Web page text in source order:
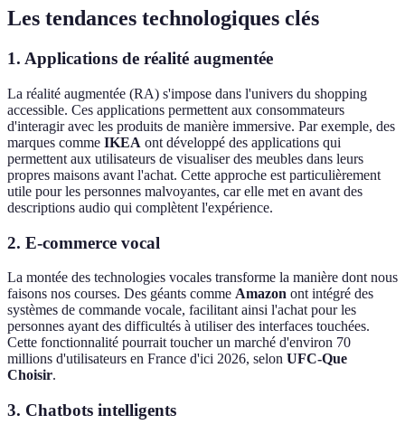
Les tendances technologiques clés
1. Applications de réalité augmentée
La réalité augmentée (RA) s'impose dans l'univers du shopping
accessible. Ces applications permettent aux consommateurs
d'interagir avec les produits de manière immersive. Par exemple, des
marques comme IKEA ont développé des applications qui
permettent aux utilisateurs de visualiser des meubles dans leurs
propres maisons avant l'achat. Cette approche est particulièrement
utile pour les personnes malvoyantes, car elle met en avant des
descriptions audio qui complètent l'expérience.
2. E-commerce vocal
La montée des technologies vocales transforme la manière dont nous
faisons nos courses. Des géants comme Amazon ont intégré des
systèmes de commande vocale, facilitant ainsi l'achat pour les
personnes ayant des difficultés à utiliser des interfaces touchées.
Cette fonctionnalité pourrait toucher un marché d'environ 70
millions d'utilisateurs en France d'ici 2026, selon UFC-Que
Choisir.
3. Chatbots intelligents